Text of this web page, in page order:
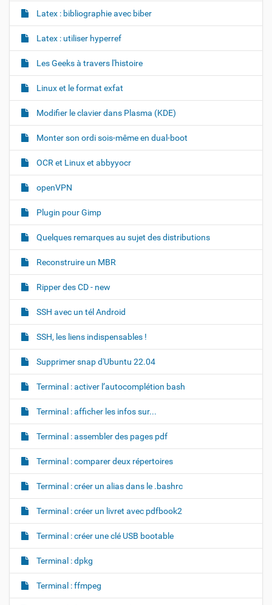
Latex : bibliographie avec biber
Latex : utiliser hyperref
Les Geeks à travers l'histoire
Linux et le format exfat
Modifier le clavier dans Plasma (KDE)
Monter son ordi sois-même en dual-boot
OCR et Linux et abbyyocr
openVPN
Plugin pour Gimp
Quelques remarques au sujet des distributions
Reconstruire un MBR
Ripper des CD - new
SSH avec un tél Android
SSH, les liens indispensables !
Supprimer snap d'Ubuntu 22.04
Terminal : activer l’autocomplétion bash
Terminal : afficher les infos sur...
Terminal : assembler des pages pdf
Terminal : comparer deux répertoires
Terminal : créer un alias dans le .bashrc
Terminal : créer un livret avec pdfbook2
Terminal : créer une clé USB bootable
Terminal : dpkg
Terminal : ffmpeg